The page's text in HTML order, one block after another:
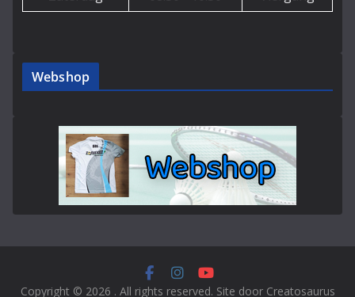
Webshop
Copyright © 2026 . All rights reserved. Site door Creatosaurus